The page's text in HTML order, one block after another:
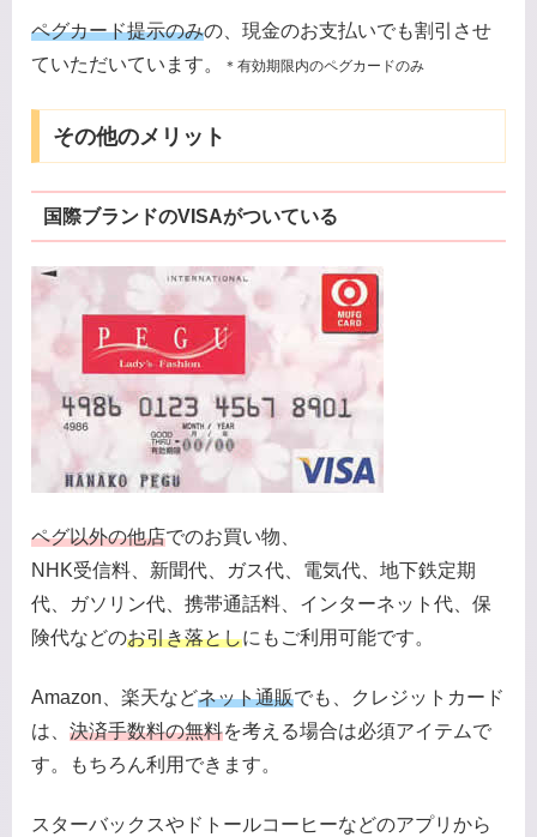
ペグカード提示のみの、現金のお支払いでも割引させ
ていただいています。
＊有効期限内のペグカードのみ
その他のメリット
国際ブランドのVISAがついている
ペグ以外の他店でのお買い物、
NHK受信料、新聞代、ガス代、電気代、地下鉄定期
代、ガソリン代、携帯通話料、インターネット代、保
険代などのお引き落としにもご利用可能です。
Amazon、楽天などネット通販でも、クレジットカード
は、 決済手数料の無料を考える場合は必須アイテムで
す。もちろん利用できます。
スターバックスやドトールコーヒーなどのアプリから